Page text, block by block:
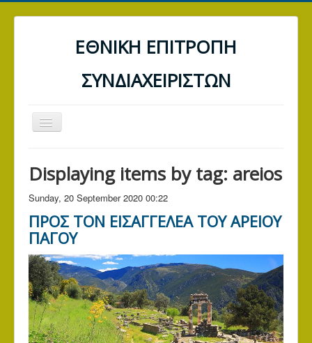
ΕΘΝΙΚΗ ΕΠΙΤΡΟΠΗ
ΣΥΝΔΙΑΧΕΙΡΙΣΤΩΝ
Toggle
Navigation
ΤΡΑΠΕΖΕΣ
ΔΕΗ
Α.Α.Δ.Ε. (ΕΦΟΡΙΑ)
ΓΕΝΙΚΑ ΑΡΘΡΑ
ΕΠΙΚΟΙΝΩΝΙΑ
Displaying items by tag: areios
Sunday, 20 September 2020 00:22
ΠΡΟΣ ΤΟΝ ΕΙΣΑΓΓΕΛΕΑ ΤΟΥ ΑΡΕΙΟΥ
ΠΑΓΟΥ